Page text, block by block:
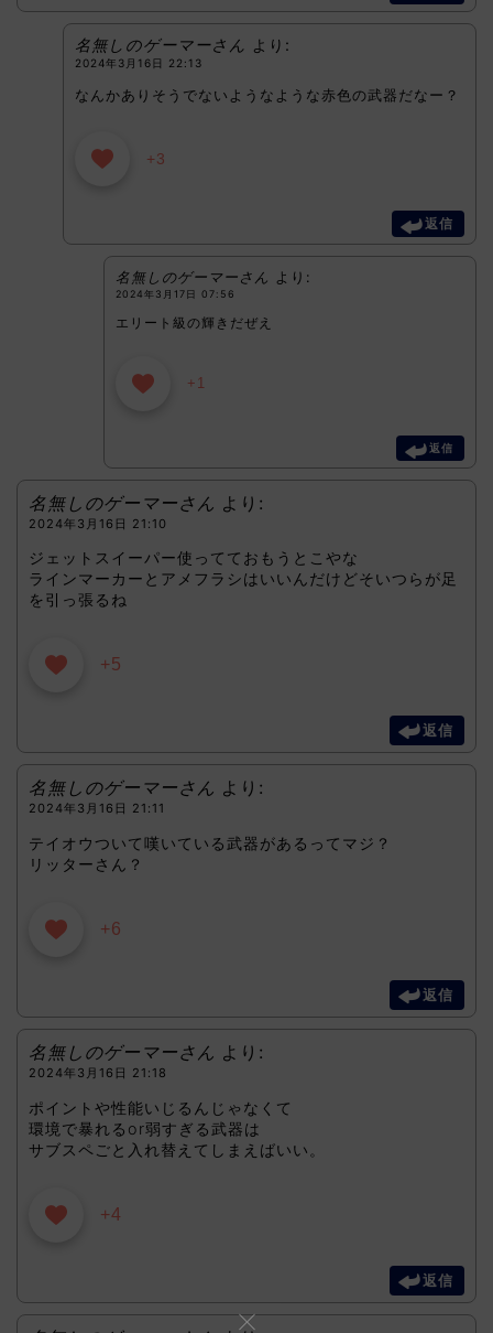
名無しのゲーマーさん より:
2024年3月16日 22:13
なんかありそうでないようなような赤色の武器だなー？
+3
返信
名無しのゲーマーさん より:
2024年3月17日 07:56
エリート級の輝きだぜえ
+1
返信
名無しのゲーマーさん より:
2024年3月16日 21:10
ジェットスイーパー使ってておもうとこやな
ラインマーカーとアメフラシはいいんだけどそいつらが足
を引っ張るね
+5
返信
名無しのゲーマーさん より:
2024年3月16日 21:11
テイオウついて嘆いている武器があるってマジ？
リッターさん？
+6
返信
名無しのゲーマーさん より:
2024年3月16日 21:18
ポイントや性能いじるんじゃなくて
環境で暴れるor弱すぎる武器は
サブスペごと入れ替えてしまえばいい。
+4
返信